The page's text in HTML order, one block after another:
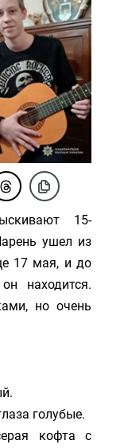
15-
ушел из
17 мая, и до
находится.
но очень
голубые.
кофта с